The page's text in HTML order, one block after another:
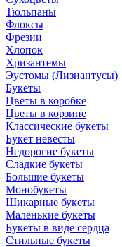
Тюльпаны
Флоксы
Фрезии
Хлопок
Хризантемы
Эустомы (Лизиантусы)
Букеты
Цветы в коробке
Цветы в корзине
Классические букеты
Букет невесты
Недорогие букеты
Сладкие букеты
Большие букеты
Монобукеты
Шикарные букеты
Маленькие букеты
Букеты в виде сердца
Стильные букеты